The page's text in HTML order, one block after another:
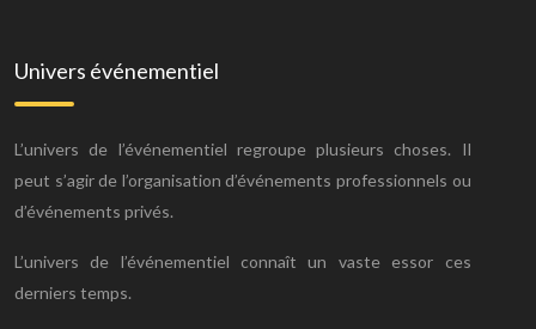
Univers événementiel
L’univers de l’événementiel regroupe plusieurs choses. Il
peut s’agir de l’organisation d’événements professionnels ou
d’événements privés.
L’univers de l’événementiel connaît un vaste essor ces
derniers temps.